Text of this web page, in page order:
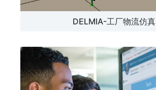
DELMIA-工厂物流仿真